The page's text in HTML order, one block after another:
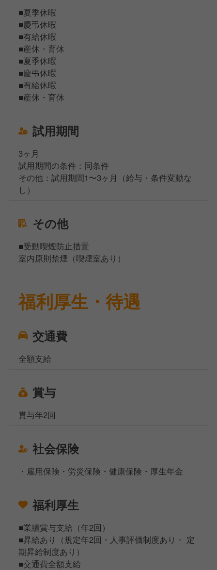
■夏季休暇
■慶弔休暇
■有給休暇
■産休・育休
■夏季休暇
■慶弔休暇
■有給休暇
■産休・育休
試用期間
3ヶ月
試用期間の条件：同条件
その他：試用期間1〜3ヶ月（給与・条件変動な
し）
その他
■受動喫煙防止措置
室内原則禁煙（喫煙室あり）
福利厚生・待遇
交通費
全額支給
賞与
賞与年2回
社会保険
・雇用保険・労災保険・健康保険・厚生年金
福利厚生
■業績賞与支給（年2回）
■昇給あり（規定年2回・人事評価制度あり・ 定
期昇給制度あり）
■交通費全額支給